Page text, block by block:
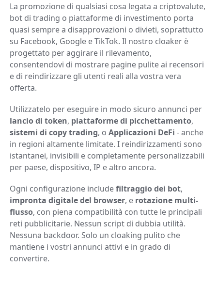
La promozione di qualsiasi cosa legata a criptovalute,
bot di trading o piattaforme di investimento porta
quasi sempre a disapprovazioni o divieti, soprattutto
su Facebook, Google e TikTok. Il nostro cloaker è
progettato per aggirare il rilevamento,
consentendovi di mostrare pagine pulite ai recensori
e di reindirizzare gli utenti reali alla vostra vera
offerta.
Utilizzatelo per eseguire in modo sicuro annunci per
lancio di token, piattaforme di picchettamento,
sistemi di copy trading, o Applicazioni DeFi - anche
in regioni altamente limitate. I reindirizzamenti sono
istantanei, invisibili e completamente personalizzabili
per paese, dispositivo, IP e altro ancora.
Ogni configurazione includefiltraggio dei bot,
impronta digitale del browser, e rotazione multi-
flusso, con piena compatibilità con tutte le principali
reti pubblicitarie. Nessun script di dubbia utilità.
Nessuna backdoor. Solo un cloaking pulito che
mantiene i vostri annunci attivi e in grado di
convertire.